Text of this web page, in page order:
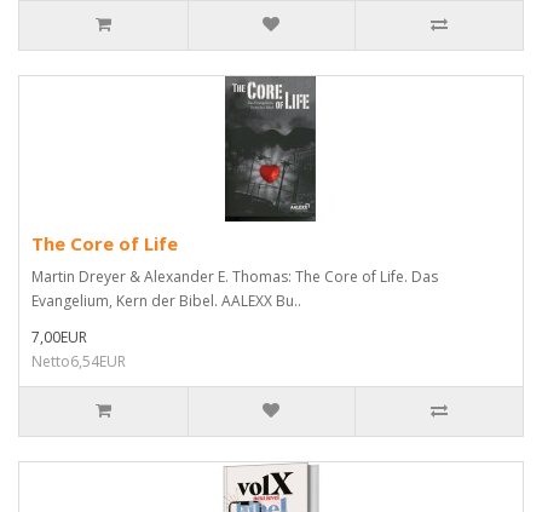
The Core of Life
Martin Dreyer & Alexander E. Thomas: The Core of Life. Das
Evangelium, Kern der Bibel. AALEXX Bu..
7,00EUR
Netto6,54EUR